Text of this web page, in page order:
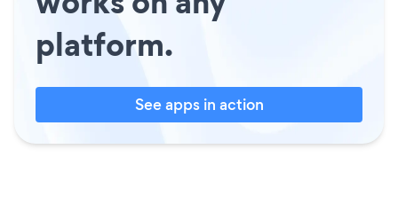
platform.
See apps in action